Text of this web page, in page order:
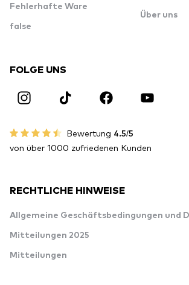
Fehlerhafte Ware
false
Über uns
FOLGE UNS
Bewertung 4.5/5
von über 1000 zufriedenen Kunden
RECHTLICHE HINWEISE
Allgemeine Geschäftsbedingungen und
Mitteilungen 2025
Mitteilungen